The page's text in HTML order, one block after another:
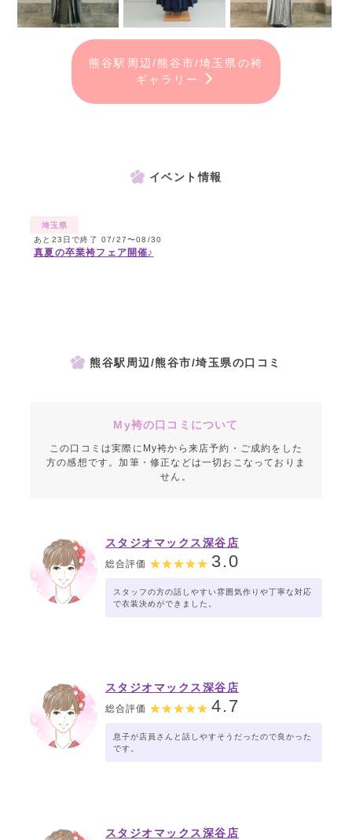
熊谷駅周辺/熊谷市/埼玉県の袴
ギャラリー
イベント情報
埼玉県
あと23日で終了 07/27〜08/30
真夏の卒業袴フェア開催♪
熊谷駅周辺/熊谷市/埼玉県の口コミ
My袴の口コミについて
この口コミは実際にMy袴から来店予約・ご成約をした
方の感想です。加筆・修正などは一切おこなっておりま
せん。
スタジオマックス深谷店
総合評価 3.0
スタッフの方の話しやすい雰囲気作りや丁寧な対応
で衣装決めができました。
スタジオマックス深谷店
総合評価 4.7
息子が店員さんと話しやすそうだったので良かった
です。
スタジオマックス深谷店